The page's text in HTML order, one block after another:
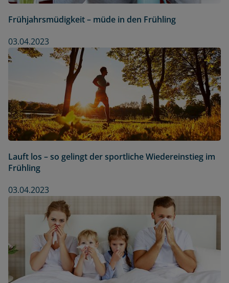
Frühjahrsmüdigkeit – müde in den Frühling
03.04.2023
Lauft los – so gelingt der sportliche Wiedereinstieg im
Frühling
03.04.2023